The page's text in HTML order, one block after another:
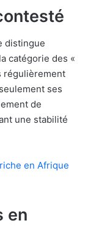
distingue
catégorie des «
régulièrement
ses
de
une stabilité
en Afrique
en